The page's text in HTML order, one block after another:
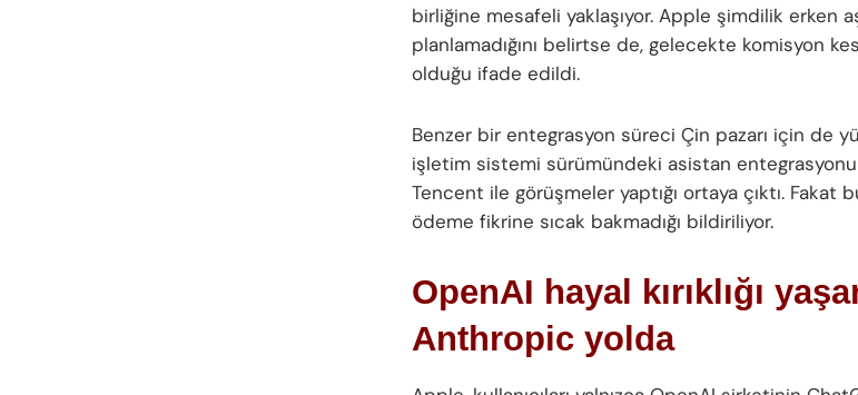
birliğine mesafeli yaklaşıyor. Apple şimdilik erken
planlamadığını belirtse de, gelecekte komisyon
olduğu ifade edildi.
Benzer bir entegrasyon süreci Çin pazarı için de
işletim sistemi sürümündeki asistan
Tencent ile görüşmeler yaptığı ortaya çıktı. Fakat
ödeme fikrine sıcak bakmadığı bildiriliyor.
OpenAI hayal kırıklığı
Anthropic yolda